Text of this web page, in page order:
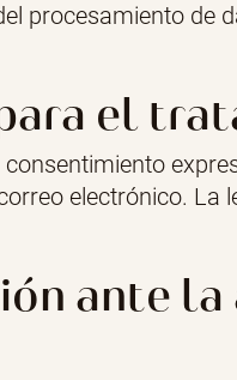
procesamiento de
el
electrónico. La
ante